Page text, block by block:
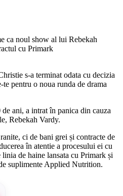
s-a terminat odata cu decizia
pentru o noua runda de drama
ani, a intrat în panica din cauza
Rebekah Vardy.
ci de bani grei și contracte de
în atentie a procesului ei cu
de haine lansata cu Primark și
suplimente Applied Nutrition.